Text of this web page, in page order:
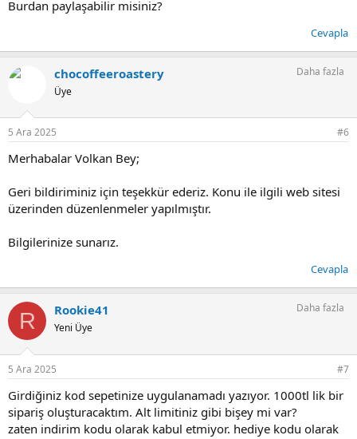
CHO COFFEE ROASTERY
Burdan paylaşabilir misiniz?
Cevapla
chocoffeeroastery
Üye
Daha fazla
5 Ara 2025 #6
Merhabalar Volkan Bey;
Geri bildiriminiz için teşekkür ederiz. Konu ile ilgili web sitesi
üzerinden düzenlenmeler yapılmıştır.
Bilgilerinize sunarız.
Cevapla
R Rookie41
Yeni Üye
Daha fazla
5 Ara 2025 #7
Girdiğiniz kod sepetinize uygulanamadı yazıyor. 1000tl lik bir
sipariş oluşturacaktım. Alt limitiniz gibi bişey mi var?
zaten indirim kodu olarak kabul etmiyor. hediye kodu olarak